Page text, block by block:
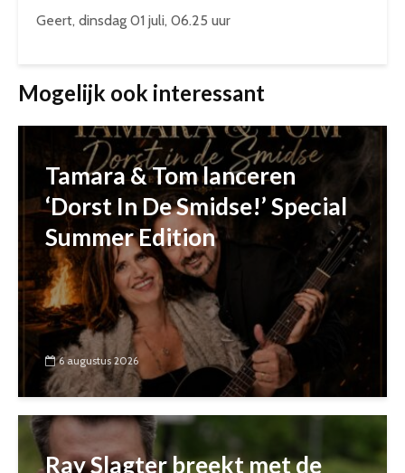
Geert, dinsdag 01 juli, 06.25 uur
Mogelijk ook interessant
Tamara & Tom lanceren
‘Dorst In De Smidse!’ Special
Summer Edition
6 augustus 2026
Ray Slagter breekt met de